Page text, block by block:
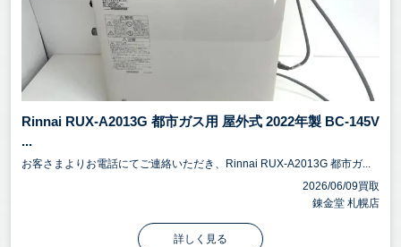
Rinnai RUX-A2013G 都市ガス用 屋外式 2022年製 BC-145V
...
お客さまよりお電話にてご連絡いただき、Rinnai RUX-A2013G 都市ガ...
2026/06/09買取
錬金堂 札幌店
詳しく見る